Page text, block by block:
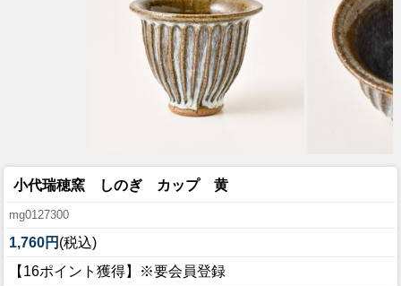
小代瑞穂窯 しのぎ カップ 黄
mg0127300
1,760円 (税込)
【16ポイント獲得】※要会員登録